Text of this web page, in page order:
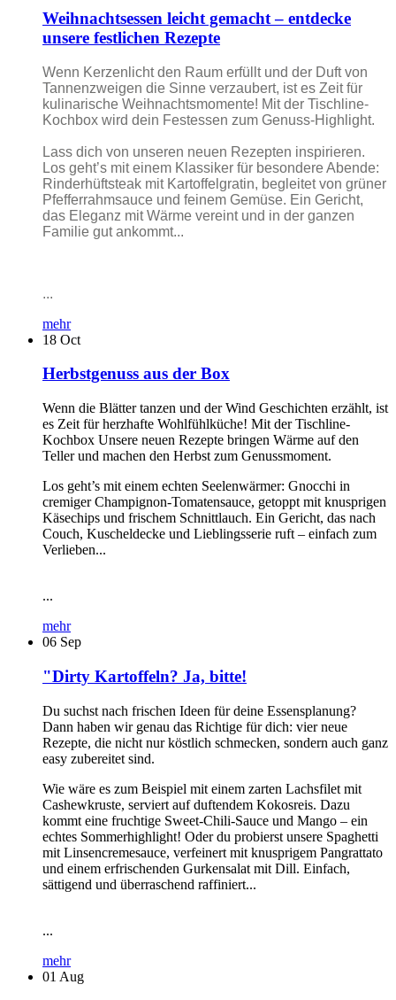
Weihnachtsessen leicht gemacht – entdecke
unsere festlichen Rezepte
Wenn Kerzenlicht den Raum erfüllt und der Duft von
Tannenzweigen die Sinne verzaubert, ist es Zeit für
kulinarische Weihnachtsmomente! Mit der Tischline-
Kochbox wird dein Festessen zum Genuss-Highlight.
Lass dich von unseren neuen Rezepten inspirieren.
Los geht’s mit einem Klassiker für besondere Abende:
Rinderhüftsteak mit Kartoffelgratin, begleitet von grüner
Pfefferrahmsauce und feinem Gemüse. Ein Gericht,
das Eleganz mit Wärme vereint und in der ganzen
Familie gut ankommt...
...
mehr
18 Oct
Herbstgenuss aus der Box
Wenn die Blätter tanzen und der Wind Geschichten erzählt, ist
es Zeit für herzhafte Wohlfühlküche! Mit der Tischline-
Kochbox Unsere neuen Rezepte bringen Wärme auf den
Teller und machen den Herbst zum Genussmoment.
Los geht’s mit einem echten Seelenwärmer: Gnocchi in
cremiger Champignon-Tomatensauce, getoppt mit knusprigen
Käsechips und frischem Schnittlauch. Ein Gericht, das nach
Couch, Kuscheldecke und Lieblingsserie ruft – einfach zum
Verlieben...
...
mehr
06 Sep
"Dirty Kartoffeln? Ja, bitte!
Du suchst nach frischen Ideen für deine Essensplanung?
Dann haben wir genau das Richtige für dich: vier neue
Rezepte, die nicht nur köstlich schmecken, sondern auch ganz
easy zubereitet sind.
Wie wäre es zum Beispiel mit einem zarten Lachsfilet mit
Cashewkruste, serviert auf duftendem Kokosreis. Dazu
kommt eine fruchtige Sweet-Chili-Sauce und Mango – ein
echtes Sommerhighlight! Oder du probierst unsere Spaghetti
mit Linsencremesauce, verfeinert mit knusprigem Pangrattato
und einem erfrischenden Gurkensalat mit Dill. Einfach,
sättigend und überraschend raffiniert...
...
mehr
01 Aug